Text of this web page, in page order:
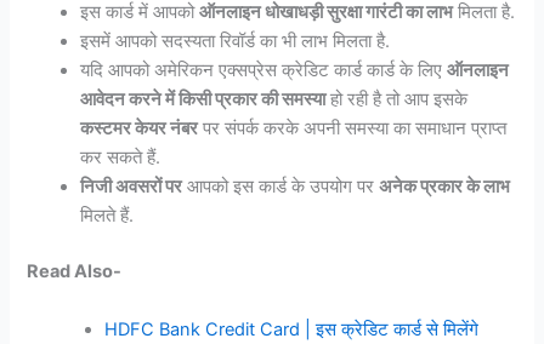
इस कार्ड में आपकोऑनलाइन धोखाधड़ी सुरक्षा गारंटी का लाभमिलता है.
इसमें आपको सदस्यता रिवॉर्ड का भी लाभ मिलता है.
यदि आपको अमेरिकन एक्सप्रेस क्रेडिट कार्ड कार्ड के लिएऑनलाइन
आवेदन करने में किसी प्रकार की समस्याहो रही है तो आप इसके
कस्टमर केयर नंबरपर संपर्क करके अपनी समस्या का समाधान प्राप्त
कर सकते हैं.
निजी अवसरों परआपको इस कार्ड के उपयोग परअनेक प्रकार के लाभ
मिलते हैं.
Read Also-
HDFC Bank Credit Card | इस क्रेडिट कार्ड से मिलेंगे